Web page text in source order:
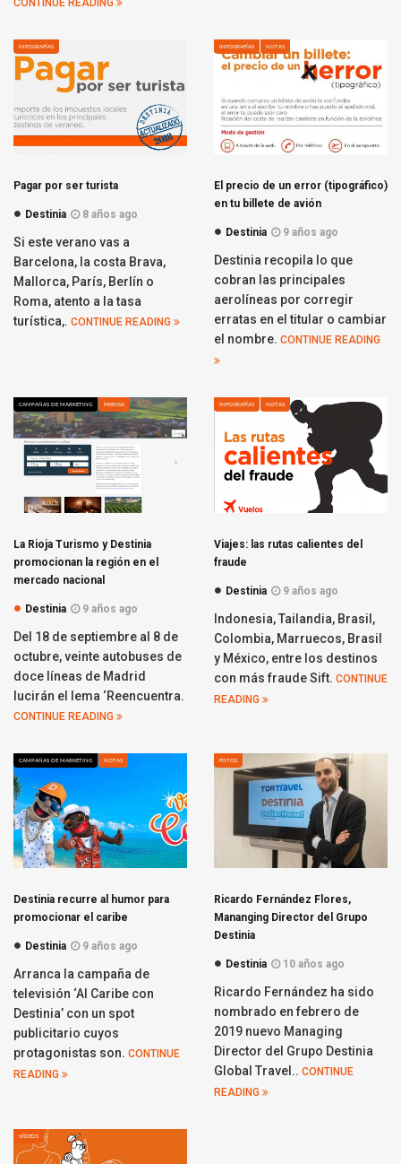
INFOGRAFÍAS
Pagar por ser turista
Destinia 8 años ago
Si este verano vas a
Barcelona, la costa Brava,
Mallorca, París, Berlín o
Roma, atento a la tasa
turística,. CONTINUE READING
INFOGRAFÍAS NOTAS
El precio de un error (tipográfico)
en tu billete de avión
Destinia 9 años ago
Destinia recopila lo que
cobran las principales
aerolíneas por corregir
erratas en el titular o cambiar
el nombre. CONTINUE READING
CAMPAÑAS DE MARKETING PRENSA
La Rioja Turismo y Destinia
promocionan la región en el
mercado nacional
Destinia 9 años ago
Del 18 de septiembre al 8 de
octubre, veinte autobuses de
doce líneas de Madrid
lucirán el lema ‘Reencuentra.
CONTINUE READING
INFOGRAFÍAS NOTAS
Viajes: las rutas calientes del
fraude
Destinia 9 años ago
Indonesia, Tailandia, Brasil,
Colombia, Marruecos, Brasil
y México, entre los destinos
con más fraude Sift. CONTINUE
READING
CAMPAÑAS DE MARKETING NOTAS
Destinia recurre al humor para
promocionar el caribe
Destinia 9 años ago
Arranca la campaña de
televisión ‘Al Caribe con
Destinia’ con un spot
publicitario cuyos
protagonistas son. CONTINUE
READING
FOTOS
Ricardo Fernández Flores,
Mananging Director del Grupo
Destinia
Destinia 10 años ago
Ricardo Fernández ha sido
nombrado en febrero de
2019 nuevo Managing
Director del Grupo Destinia
Global Travel.. CONTINUE
READING
VÍDEOS